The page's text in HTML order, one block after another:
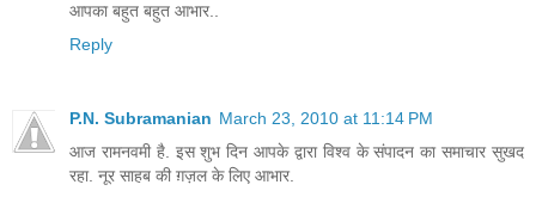
आपका बहुत बहुत आभार..
Reply
P.N. Subramanian March 23, 2010 at 11:14 PM
आज रामनवमी है. इस शुभ दिन आपके द्वारा विश्व के संपादन का समाचार सुखद
रहा. नूर साहब की ग़ज़ल के लिए आभार.